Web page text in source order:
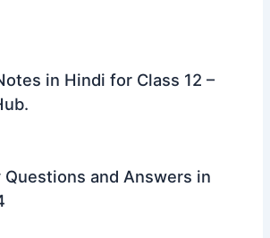
in Hindi for Class 12 –
Questions and Answers in